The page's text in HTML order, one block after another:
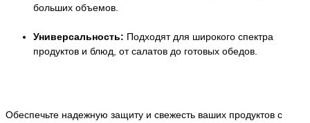
больших объемов.
Универсальность: Подходят для широкого спектра
продуктов и блюд, от салатов до готовых обедов.
Обеспечьте надежную защиту и свежесть ваших продуктов с